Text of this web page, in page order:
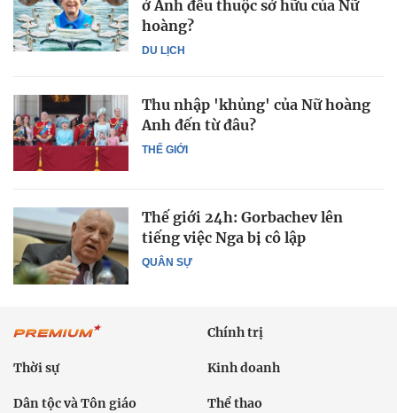
DU LỊCH
ở Anh đều thuộc sở hữu của Nữ
hoàng?
THẾ GIỚI
Thu nhập 'khủng' của Nữ hoàng
Anh đến từ đâu?
QUÂN SỰ
Thế giới 24h: Gorbachev lên
tiếng việc Nga bị cô lập
Chính trị
Thời sự Kinh doanh
Dân tộc và Tôn giáo Thể thao